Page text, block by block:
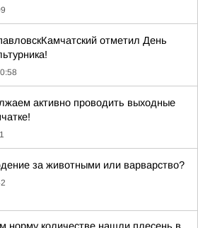
отметил День
активно проводить выходные
за животными или варварство?